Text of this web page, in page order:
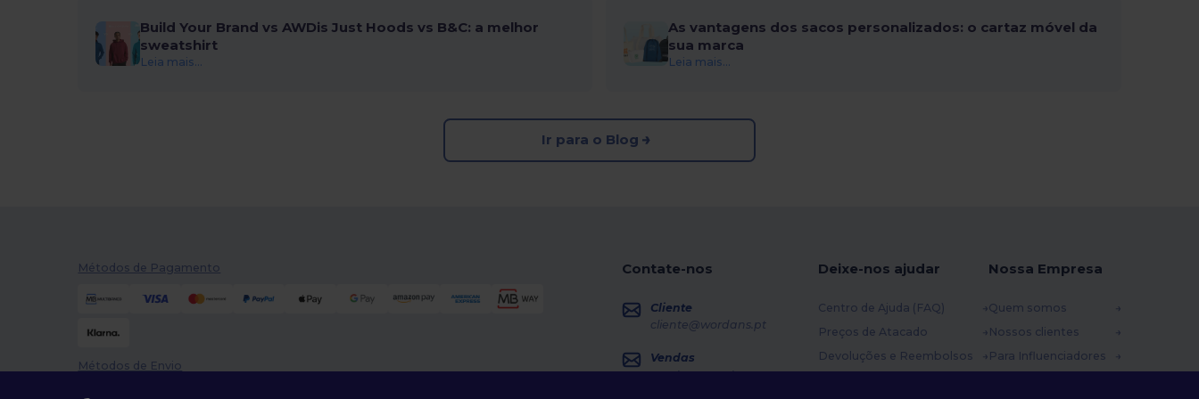
Build Your Brand vs AWDis Just Hoods vs B&C: a melhor
sweatshirt
Leia mais...
As vantagens dos sacos personalizados: o cartaz móvel da
sua marca
Leia mais...
Ir para o Blog
Métodos de Pagamento
Métodos de Envio
Contate-nos
Cliente
cliente@wordans.pt
Vendas
vendas@wordans.pt
Deixe-nos ajudar
Centro de Ajuda (FAQ)
Preços de Atacado
Devoluções e Reembolsos
Nossa Empresa
Quem somos
Nossos clientes
Para Influenciadores